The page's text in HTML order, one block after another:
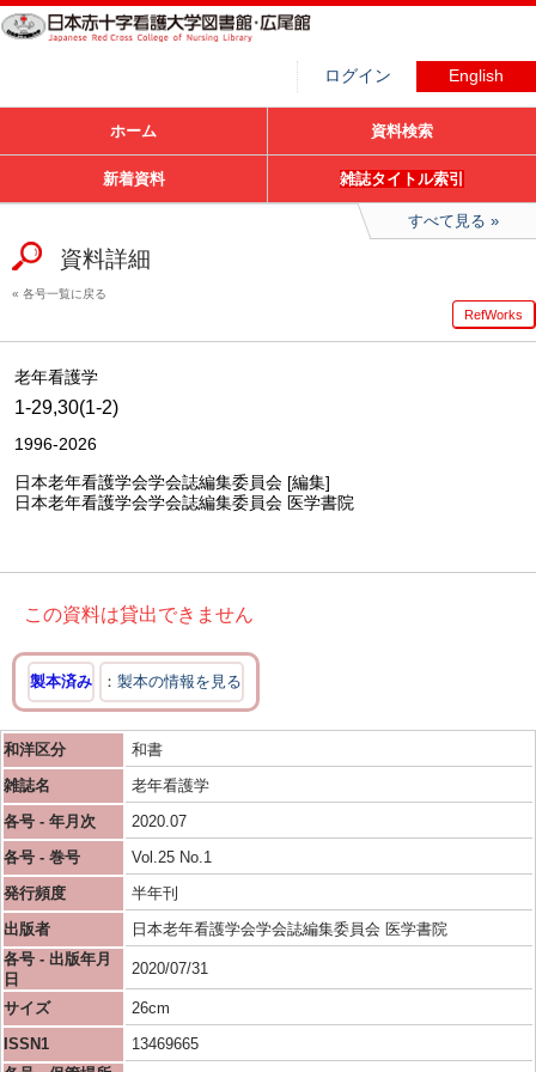
ログイン English
ホーム 資料検索
新着資料 雑誌タイトル索引
すべて見る
資料詳細
各号一覧に戻る
RefWorks
老年看護学
1-29,30(1-2)
1996-2026
日本老年看護学会学会誌編集委員会 [編集]
日本老年看護学会学会誌編集委員会 医学書院
この資料は貸出できません
製本済み 製本の情報を見る
和洋区分
和書
雑誌名
老年看護学
各号 - 年月次
2020.07
各号 - 巻号
Vol.25 No.1
発行頻度
半年刊
出版者
日本老年看護学会学会誌編集委員会 医学書院
各号 - 出版年月
日
2020/07/31
サイズ
26cm
ISSN1
13469665